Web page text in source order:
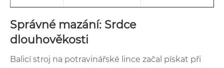
Správné mazání: Srdce
dlouhověkosti
Balicí stroj na potravinářské lince začal pískat při